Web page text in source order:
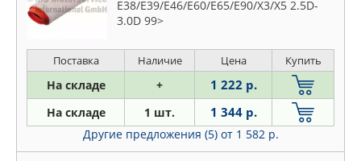
E38/E39/E46/E60/E65/E90/X3/X5 2.5D-
3.0D 99>
Поставка Наличие Цена Купить
На складе + 1 222 р.
На складе 1 шт. 1 344 р.
Другие предложения (5) от 1 582 р.